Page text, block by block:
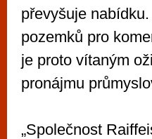
převyšuje
pozemků pro
je proto vítaným
pronájmu
„Společnost